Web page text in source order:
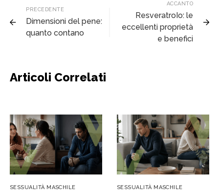
PRECEDENTE
Dimensioni del pene:
quanto contano
ACCANTO
ResveratroIo: le
eccellenti proprietà
e benefici
Articoli Correlati
SESSUALITÀ MASCHILE SESSUALITÀ MASCHILE